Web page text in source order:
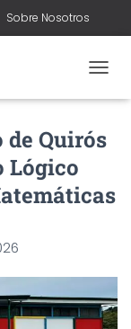
Sobre Nosotros
O
G
L
A
I
O
de Quirós
Lógico